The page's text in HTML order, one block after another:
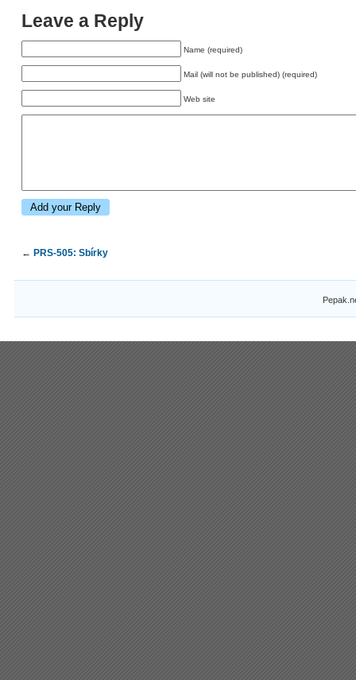
Leave a Reply
Name (required)
Mail (will not be published) (required)
Web site
← PRS-505: Sbírky